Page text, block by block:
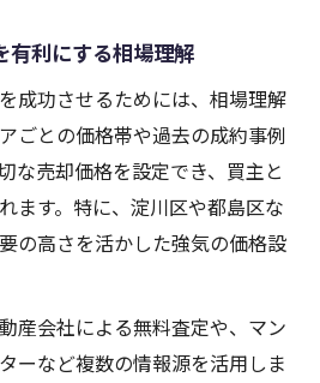
有利にする相場理解
成功させるためには、相場理解
ごとの価格帯や過去の成約事例
な売却価格を設定でき、買主と
ます。特に、淀川区や都島区な
の高さを活かした強気の価格設
産会社による無料査定や、マン
ーなど複数の情報源を活用しま